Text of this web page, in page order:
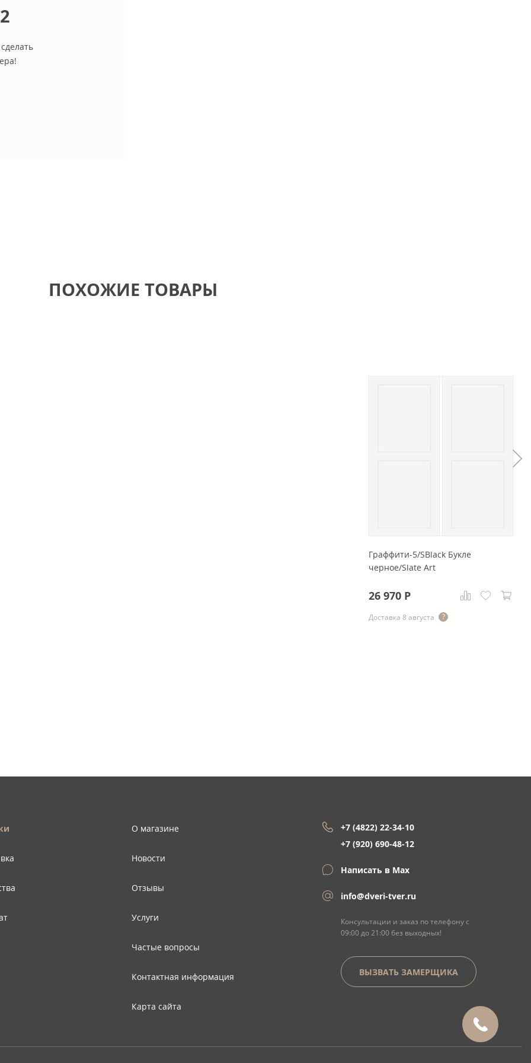
ПОХОЖИЕ ТОВАРЫ
Граффити-5/SBlack Букле
черное/Slate Art
26 970 Р
Доставка 8 августа
О магазине
Новости
Отзывы
Услуги
Частые вопросы
Контактная информация
Карта сайта
+7 (4822) 22-34-10
+7 (920) 690-48-12
Написать в Max
info@dveri-tver.ru
Консультации и заказ по телефону с
09:00 до 21:00 без выходных!
ВЫЗВАТЬ ЗАМЕРЩИКА